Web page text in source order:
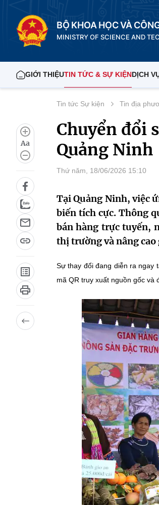
BỘ KHOA HỌC VÀ
MINISTRY OF SCIENCE AND
GIỚI THIỆUTIN TỨC & SỰ KIỆNDỊCH
Aa
Tin tức Sự kiện Tin địa
Chuyển đổi
Quảng Ninh
Thứ năm, 18/06/2026 15:10
Tại Quảng Ninh, việc
biến tích cực. Thông
bán hàng trực tuyến,
thị trường và nâng
Sự thay đổi đang diễn ra ngay
mã QR truy xuất nguồn gốc và